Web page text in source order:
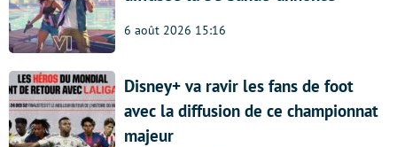
6 août 2026 15:16
Disney+ va ravir les fans de foot
avec la diffusion de ce championnat
majeur